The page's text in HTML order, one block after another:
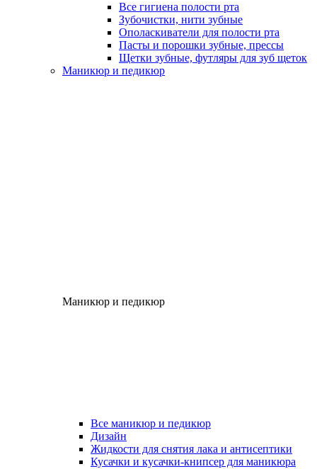
Все гигиена полости рта
Зубочистки, нити зубные
Ополаскиватели для полости рта
Пасты и порошки зубные, прессы
Щетки зубные, футляры для зуб щеток
Маникюр и педикюр
Маникюр и педикюр
Все маникюр и педикюр
Дизайн
Жидкости для снятия лака и антисептики
Кусачки и кусачки-книпсер для маникюра